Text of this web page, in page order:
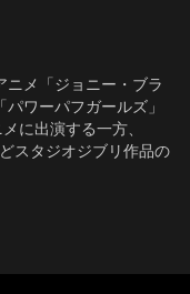
ニメ「ジョニー・ブラ
ワーパフガールズ」
に出演する一方、
スタジオジブリ作品の